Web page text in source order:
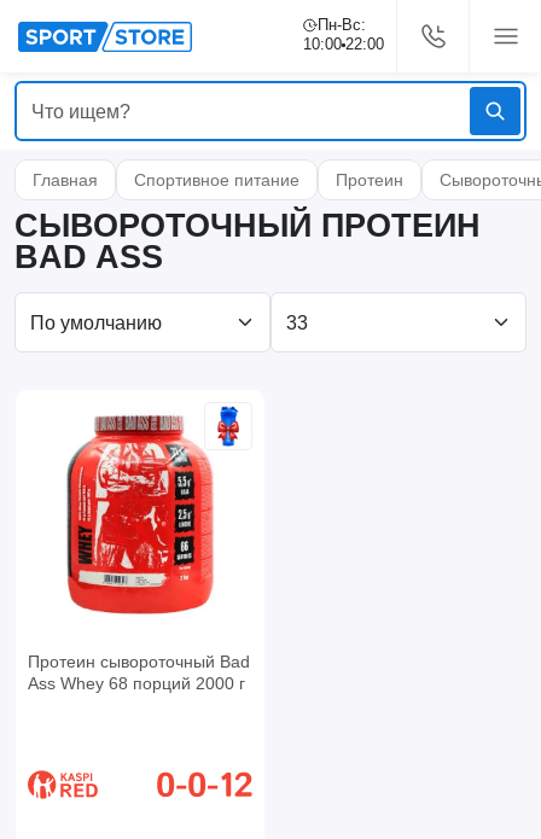
Пн-Вс:
10:00 22:00
Главная Спортивное питание Протеин
СЫВОРОТОЧНЫЙ ПРОТЕИН
BAD ASS
Протеин сывороточный Bad
Ass Whey 68 порций 2000 г